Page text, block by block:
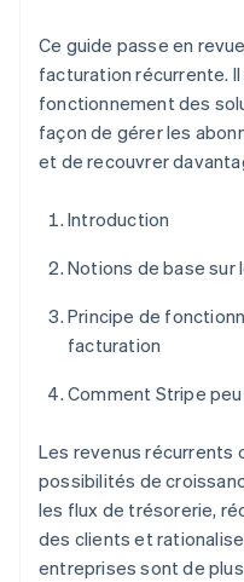
Ce guide passe en
facturation récurrente.
fonctionnement des
façon de gérer les
et de recouvrer
Introduction
Notions de base sur
Principe de
facturation
Comment Stripe
Les revenus récurrents
possibilités de
les flux de trésorerie,
des clients et
entreprises sont de